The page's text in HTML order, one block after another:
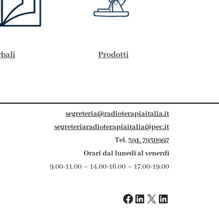
Prodotti
segreteria@radioterapiaitalia.it
segreteriaradioterapiaitalia@pec.it
Tel.391. 7930997
Orari dal lunedì al venerdì
9.00-11.00 – 14.00-16.00 – 17.00-19.00